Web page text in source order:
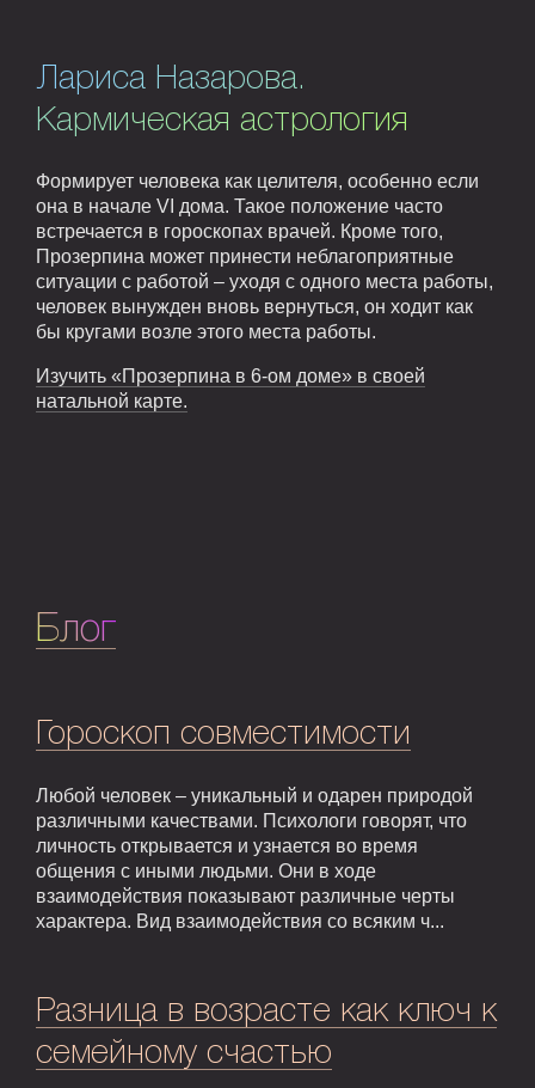
Лариса Назарова.
Кармическая астрология
Формирует человека как целителя, особенно если
она в начале VI дома. Такое положение часто
встречается в гороскопах врачей. Кроме того,
Прозерпина может принести неблагоприятные
ситуации с работой – уходя с одного места работы,
человек вынужден вновь вернуться, он ходит как
бы кругами возле этого места работы.
Изучить «Прозерпина в 6-ом доме» в своей
натальной карте.
Блог
Гороскоп совместимости
Любой человек – уникальный и одарен природой
различными качествами. Психологи говорят, что
личность открывается и узнается во время
общения с иными людьми. Они в ходе
взаимодействия показывают различные черты
характера. Вид взаимодействия со всяким ч...
Разница в возрасте как ключ к
семейному счастью